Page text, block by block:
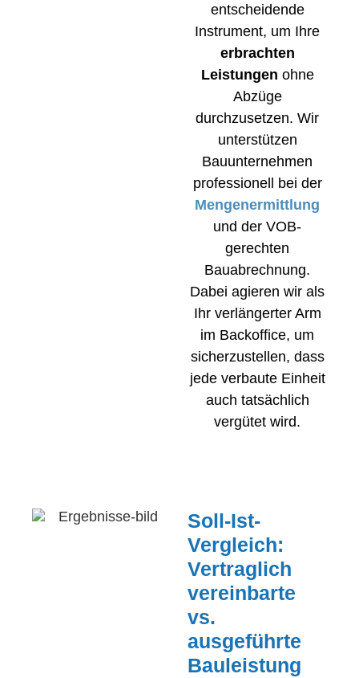
entscheidende
Instrument, um Ihre
erbrachten
Leistungen ohne
Abzüge
durchzusetzen. Wir
unterstützen
Bauunternehmen
professionell bei der
Mengenermittlung
und der VOB-
gerechten
Bauabrechnung.
Dabei agieren wir als
Ihr verlängerter Arm
im Backoffice, um
sicherzustellen, dass
jede verbaute Einheit
auch tatsächlich
vergütet wird.
Soll-Ist-
Vergleich:
Vertraglich
vereinbarte
vs.
ausgeführte
Bauleistung